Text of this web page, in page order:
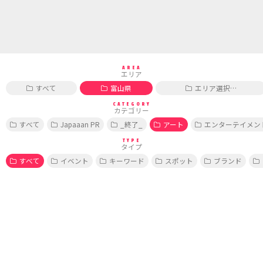
AREA
エリア
すべて
富山県 エリア選択…
CATEGORY
カテゴリー
すべて
Japaaan PR _終了_ アート エンターテイメン
TYPE
タイプ
すべて
イベント キーワード スポット ブランド